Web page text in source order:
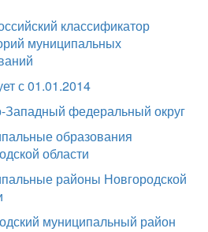
классификатор
муниципальных
с 01.01.2014
Западный федеральный округ
образования
области
районы Новгородской
муниципальный район